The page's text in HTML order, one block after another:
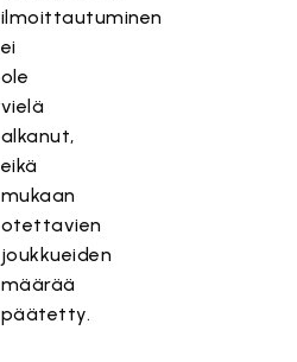
ilmoittautuminen
ei
ole
vielä
alkanut,
eikä
mukaan
otettavien
joukkueiden
määrää
päätetty.